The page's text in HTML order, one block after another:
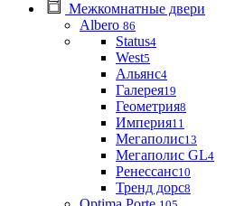
Межкомнатные двери
Albero 86
Status4
West5
Альянс4
Галерея19
Геометрия8
Империя11
Мегаполис13
Мегаполис GL4
Ренессанс10
Тренд дорс8